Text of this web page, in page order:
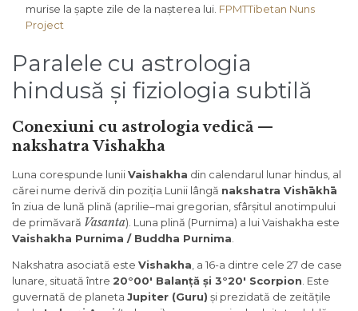
murise la șapte zile de la nașterea lui. FPMTTibetan Nuns
Project
Paralele cu astrologia
hindusă și fiziologia subtilă
Conexiuni cu astrologia vedică —
nakshatra Vishakha
Luna corespunde luniiVaishakha din calendarul lunar hindus, al
cărei nume derivă din poziția Lunii lângă nakshatra Vishākhā
în ziua de lună plină (aprilie–mai gregorian, sfârșitul anotimpului
de primăvară Vasanta). Luna plină (Purnima) a lui Vaishakha este
Vaishakha Purnima / Buddha Purnima
Nakshatra asociată este Vishakha , a 16-a dintre cele 27 de case
lunare, situată între 20°00′ Balanță și 3°20′ Scorpion . Este
guvernată de planeta Jupiter (Guru) și prezidată de zeitățile